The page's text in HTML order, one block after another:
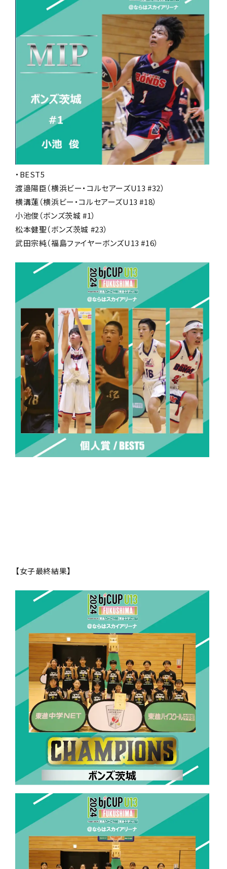
・BEST5
渡邉陽臣（横浜ビー・コルセアーズU13 #32）
横溝蓮（横浜ビー・コルセアーズU13 #18）
小池俊（ボンズ茨城 #1）
松本健聖（ボンズ茨城 #23）
武田宗純（福島ファイヤーボンズU13 #16）
【女子最終結果】